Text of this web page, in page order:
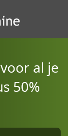
al je
50%